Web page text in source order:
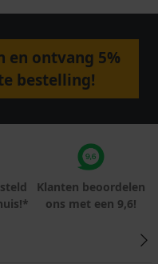
en ontvang 5%
bestelling!
Klanten beoordelen
ons met een 9,6!